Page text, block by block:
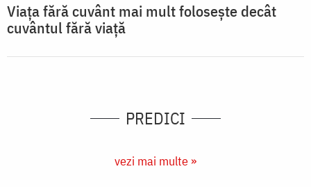
Viaţa fără cuvânt mai mult foloseşte decât
cuvântul fără viaţă
PREDICI
vezi mai multe »